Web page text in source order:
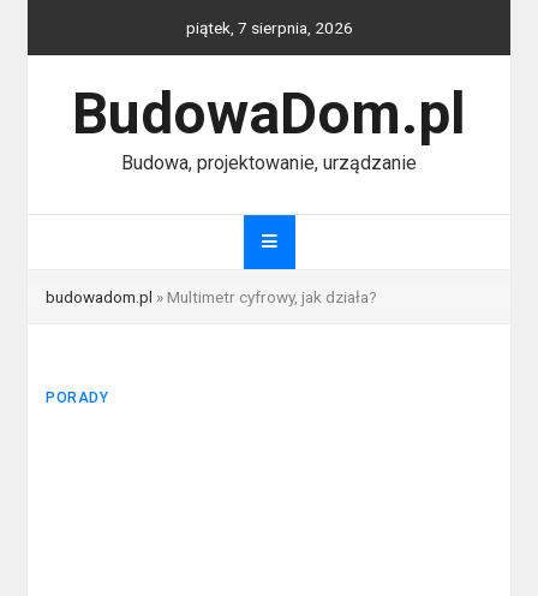
piątek, 7 sierpnia, 2026
BudowaDom.pl
Budowa, projektowanie, urządzanie
budowadom.pl » Multimetr cyfrowy, jak działa?
PORADY